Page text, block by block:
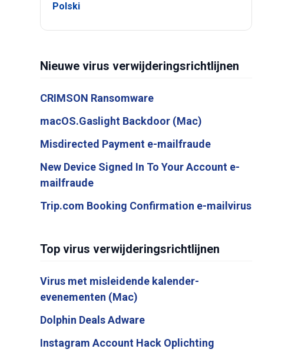
Polski
Nieuwe virus verwijderingsrichtlijnen
CRIMSON Ransomware
macOS.Gaslight Backdoor (Mac)
Misdirected Payment e-mailfraude
New Device Signed In To Your Account e-
mailfraude
Trip.com Booking Confirmation e-mailvirus
Top virus verwijderingsrichtlijnen
Virus met misleidende kalender-
evenementen (Mac)
Dolphin Deals Adware
Instagram Account Hack Oplichting